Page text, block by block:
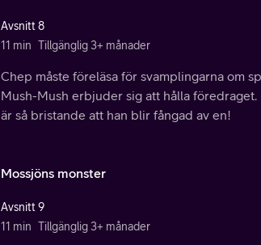
Avsnitt 8
11 min Tillgänglig 3+ månader
Chep måste föreläsa för svamplingarna om
Mush-Mush erbjuder sig att hålla
är så bristande att han blir fångad av en!
Mossjöns monster
Avsnitt 9
11 min Tillgänglig 3+ månader